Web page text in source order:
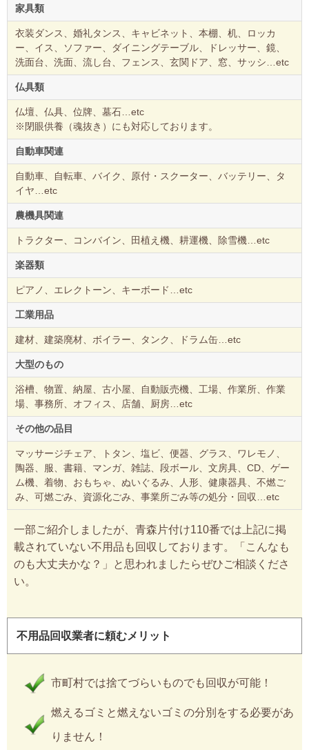
家具類
衣装ダンス、婚礼タンス、キャビネット、本棚、机、ロッカ
ー、イス、ソファー、ダイニングテーブル、ドレッサー、鏡、
洗面台、洗面、流し台、フェンス、玄関ドア、窓、サッシ…etc
仏具類
仏壇、仏具、位牌、墓石…etc
※閉眼供養（魂抜き）にも対応しております。
自動車関連
自動車、自転車、バイク、原付・スクーター、バッテリー、タ
イヤ…etc
農機具関連
トラクター、コンバイン、田植え機、耕運機、除雪機…etc
楽器類
ピアノ、エレクトーン、キーボード…etc
工業用品
建材、建築廃材、ボイラー、タンク、ドラム缶…etc
大型のもの
浴槽、物置、納屋、古小屋、自動販売機、工場、作業所、作業
場、事務所、オフィス、店舗、厨房…etc
その他の品目
マッサージチェア、トタン、塩ビ、便器、グラス、ワレモノ、
陶器、服、書籍、マンガ、雑誌、段ボール、文房具、CD、ゲー
ム機、着物、おもちゃ、ぬいぐるみ、人形、健康器具、不燃ご
み、可燃ごみ、資源化ごみ、事業所ごみ等の処分・回収…etc
一部ご紹介しましたが、青森片付け110番では上記に掲
載されていない不用品も回収しております。「こんなも
のも大丈夫かな？」と思われましたらぜひご相談くださ
い。
不用品回収業者に頼むメリット
市町村では捨てづらいものでも回収が可能！
燃えるゴミと燃えないゴミの分別をする必要があ
りません！